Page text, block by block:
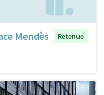
Mendès
Retenue